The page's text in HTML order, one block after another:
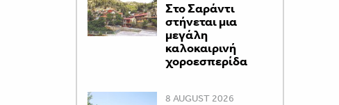
Στο Σαράντι
στήνεται μια
μεγάλη
καλοκαιρινή
χοροεσπερίδα
8 AUGUST 2026